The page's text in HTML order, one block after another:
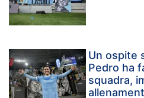
Un ospite
Pedro ha
squadra,